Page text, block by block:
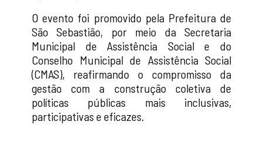
O evento foi promovido pela Prefeitura de
São Sebastião, por meio da Secretaria
Municipal de Assistência Social e do
Conselho Municipal de Assistência Social
(CMAS), reafirmando o compromisso da
gestão com a construção coletiva de
políticas públicas mais inclusivas,
participativas e eficazes.